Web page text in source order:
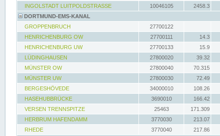
INGOLSTADT LUITPOLDSTRASSE
10046105
2458.3
DORTMUND-EMS-KANAL
GROPPENBRUCH
27700122
HENRICHENBURG OW
27700111
14.3
HENRICHENBURG UW
27700133
15.9
LÜDINGHAUSEN
27800020
39.32
MÜNSTER OW
27800040
70.315
MÜNSTER UW
27800030
72.49
BERGESHÖVEDE
34000010
108.26
HASEHUBBRÜCKE
3690010
166.42
VERSEN TRENNSPITZE
25463
171.309
HERBRUM HAFENDAMM
3770030
213.07
RHEDE
3770040
217.86